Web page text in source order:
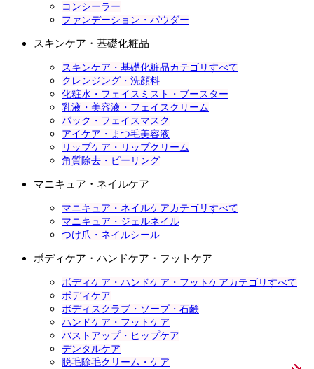
コンシーラー
ファンデーション・パウダー
スキンケア・基礎化粧品
スキンケア・基礎化粧品カテゴリすべて
クレンジング・洗顔料
化粧水・フェイスミスト・ブースター
乳液・美容液・フェイスクリーム
パック・フェイスマスク
アイケア・まつ毛美容液
リップケア・リップクリーム
角質除去・ピーリング
マニキュア・ネイルケア
マニキュア・ネイルケアカテゴリすべて
マニキュア・ジェルネイル
つけ爪・ネイルシール
ボディケア・ハンドケア・フットケア
ボディケア・ハンドケア・フットケアカテゴリすべて
ボディケア
ボディスクラブ・ソープ・石鹸
ハンドケア・フットケア
バストアップ・ヒップケア
デンタルケア
脱毛除毛クリーム・ケア